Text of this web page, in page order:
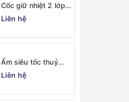
Cốc giữ nhiệt 2 lớp
inox Kaiyo kèm lõi
lọc trà 350ml, màu
6650]
Liên hệ
Ấm siêu tốc thuỷ
tinh borosilicate
Kaiyo 1.7L (KEK-
Liên hệ